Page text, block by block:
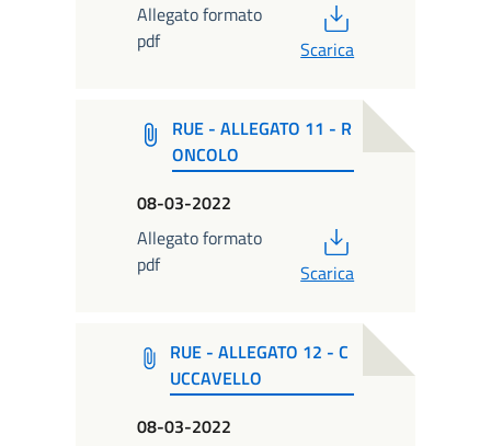
Allegato formato
pdf
Scarica
RUE - ALLEGATO 11 - R
ONCOLO
08-03-2022
Allegato formato
pdf
Scarica
RUE - ALLEGATO 12 - C
UCCAVELLO
08-03-2022